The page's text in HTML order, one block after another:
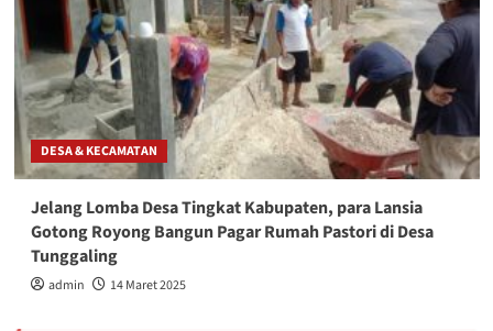
DESA & KECAMATAN
Jelang Lomba Desa Tingkat Kabupaten, para Lansia
Gotong Royong Bangun Pagar Rumah Pastori di Desa
Tunggaling
admin 14 Maret 2025